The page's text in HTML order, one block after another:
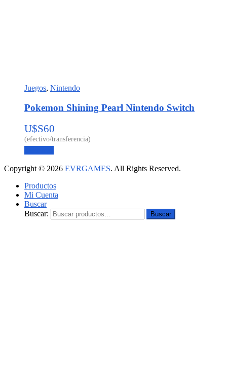
Juegos, Nintendo
Pokemon Shining Pearl Nintendo Switch
U$S60
Copyright © 2026 EVRGAMES. All Rights Reserved.
Productos
Mi Cuenta
Buscar
Buscar:
Buscar